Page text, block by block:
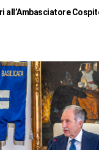
all’Ambasciatore